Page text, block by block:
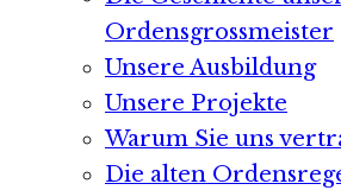
Ordensgrossmeister
Unsere Ausbildung
Unsere Projekte
Warum Sie uns
Die alten